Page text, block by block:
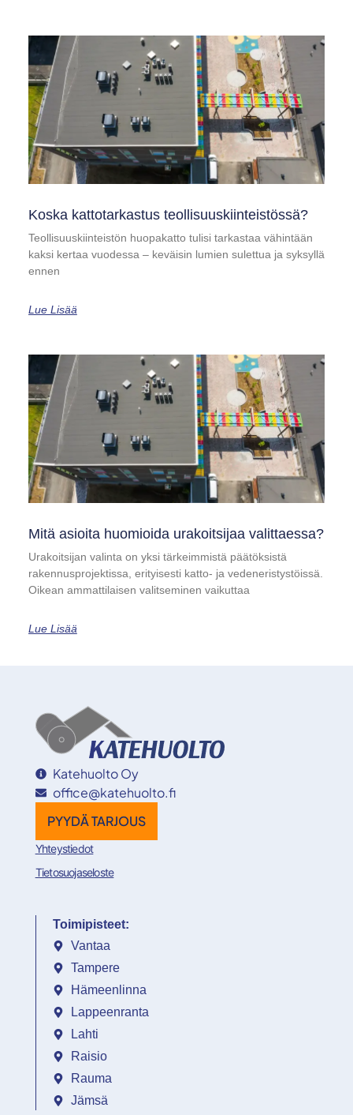
Koska kattotarkastus teollisuuskiinteistössä?
Teollisuuskiinteistön huopakatto tulisi tarkastaa vähintään
kaksi kertaa vuodessa – keväisin lumien sulettua ja syksyllä
ennen
Lue Lisää
Mitä asioita huomioida urakoitsijaa valittaessa?
Urakoitsijan valinta on yksi tärkeimmistä päätöksistä
rakennusprojektissa, erityisesti katto- ja vedeneristystöissä.
Oikean ammattilaisen valitseminen vaikuttaa
Lue Lisää
Katehuolto Oy
office@katehuolto.fi
PYYDÄ TARJOUS
Yhteystiedot
Tietosuojaseloste
Toimipisteet:
Vantaa
Tampere
Hämeenlinna
Lappeenranta
Lahti
Raisio
Rauma
Jämsä